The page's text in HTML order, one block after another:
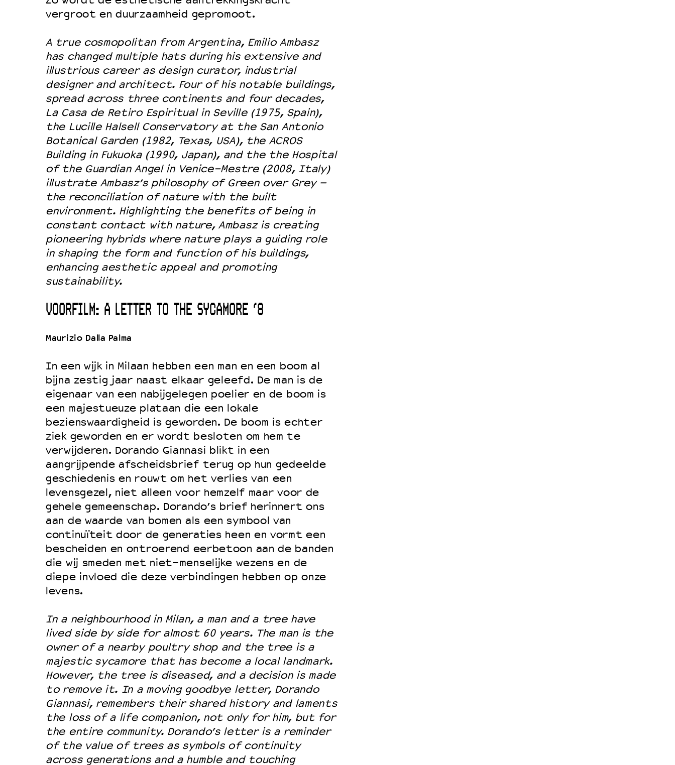
vergroot en duurzaamheid gepromoot.
A true cosmopolitan from Argentina, Emilio Ambasz
has changed multiple hats during his extensive and
illustrious career as design curator, industrial
designer and architect. Four of his notable buildings,
spread across three continents and four decades,
La Casa de Retiro Espiritual in Seville (1975, Spain),
the Lucille Halsell Conservatory at the San Antonio
Botanical Garden (1982, Texas, USA), the ACROS
Building in Fukuoka (1990, Japan), and the the Hospital
of the Guardian Angel in Venice-Mestre (2008, Italy)
illustrate Ambasz’s philosophy of Green over Grey –
the reconciliation of nature with the built
environment. Highlighting the benefits of being in
constant contact with nature, Ambasz is creating
pioneering hybrids where nature plays a guiding role
in shaping the form and function of his buildings,
enhancing aesthetic appeal and promoting
sustainability.
VOORFILM: A LETTER TO THE SYCAMORE ‘8
Maurizio Dalla Palma
In een wijk in Milaan hebben een man en een boom al
bijna zestig jaar naast elkaar geleefd. De man is de
eigenaar van een nabijgelegen poelier en de boom is
een majestueuze plataan die een lokale
bezienswaardigheid is geworden. De boom is echter
ziek geworden en er wordt besloten om hem te
verwijderen. Dorando Giannasi blikt in een
aangrijpende afscheidsbrief terug op hun gedeelde
geschiedenis en rouwt om het verlies van een
levensgezel, niet alleen voor hemzelf maar voor de
gehele gemeenschap. Dorando’s brief herinnert ons
aan de waarde van bomen als een symbool van
continuïteit door de generaties heen en vormt een
bescheiden en ontroerend eerbetoon aan de banden
die wij smeden met niet-menselijke wezens en de
diepe invloed die deze verbindingen hebben op onze
levens.
In a neighbourhood in Milan, a man and a tree have
lived side by side for almost 60 years. The man is the
owner of a nearby poultry shop and the tree is a
majestic sycamore that has become a local landmark.
However, the tree is diseased, and a decision is made
to remove it. In a moving goodbye letter, Dorando
Giannasi, remembers their shared history and laments
the loss of a life companion, not only for him, but for
the entire community. Dorando’s letter is a reminder
of the value of trees as symbols of continuity
across generations and a humble and touching